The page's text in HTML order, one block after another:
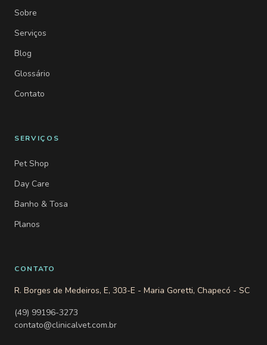
Sobre
Serviços
Blog
Glossário
Contato
SERVIÇOS
Pet Shop
Day Care
Banho & Tosa
Planos
CONTATO
R. Borges de Medeiros, E, 303-E - Maria Goretti, Chapecó - SC
(49) 99196-3273
contato@clinicalvet.com.br